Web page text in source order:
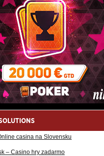
casina na Slovensku
– Casino hry zadarmo